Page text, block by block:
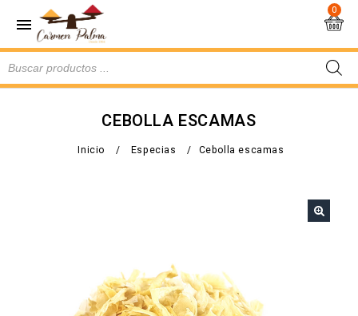
0
CEBOLLA ESCAMAS
Inicio / Especias / Cebolla escamas